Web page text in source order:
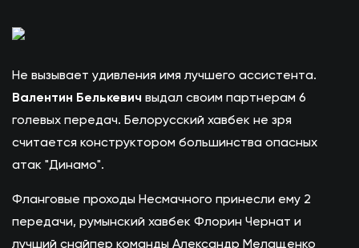
Не вызывает удивления имя лучшего ассистента.
Валентин Белькевич выдал своим партнерам 6
голевых передач. Белорусский хавбек не зря
считается конструктором большинства опасных
атак "Динамо".
Фланговые проходы Несмачного принесли ему 2
передачи, румынский хавбек Флорин Чернат и
лучший снайпер команды Александр Мелащенко